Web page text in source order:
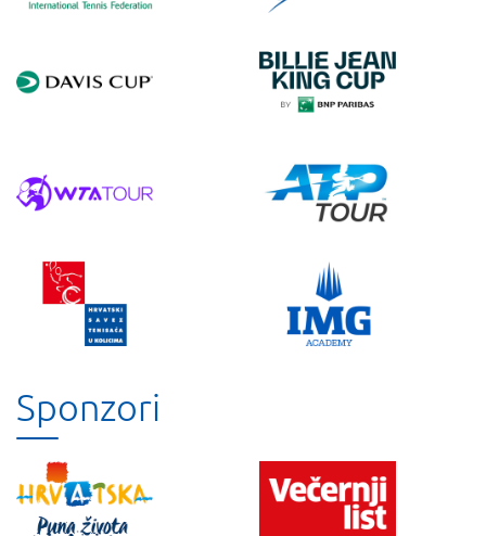
Sponzori